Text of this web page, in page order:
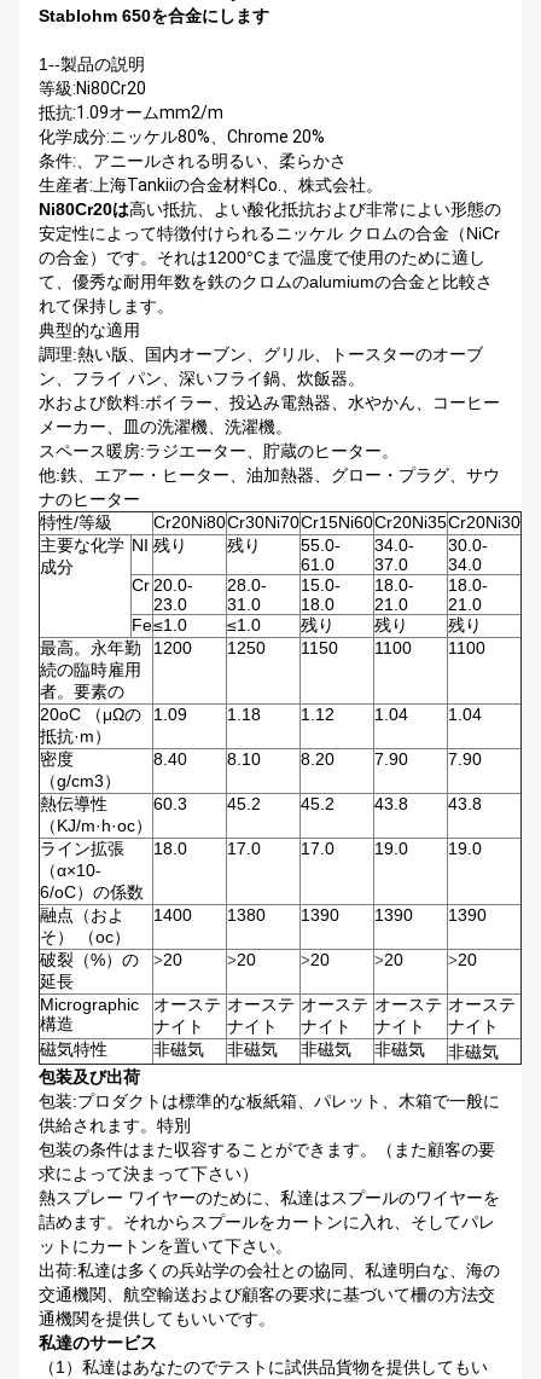
Stablohm 650を合金にします
1--製品の説明
等級:Ni80Cr20
抵抗:1.09オームmm2/m
化学成分:ニッケル80%、Chrome 20%
条件:、アニールされる明るい、柔らかさ
生産者:上海Tankiiの合金材料Co.、株式会社。
Ni80Cr20は高い抵抗、よい酸化抵抗および非常によい形態の
安定性によって特徴付けられるニッケル クロムの合金（NiCr
の合金）です。それは1200°Cまで温度で使用のために適し
て、優秀な耐用年数を鉄のクロムのalumiumの合金と比較さ
れて保持します。
典型的な適用
調理:熱い版、国内オーブン、グリル、トースターのオーブ
ン、フライ パン、深いフライ鍋、炊飯器。
水および飲料:ボイラー、投込み電熱器、水やかん、コーヒー
メーカー、皿の洗濯機、洗濯機。
スペース暖房:ラジエーター、貯蔵のヒーター。
他:鉄、エアー・ヒーター、油加熱器、グロー・プラグ、サウ
ナのヒーター
特性/等級
Cr20Ni80Cr30Ni70Cr15Ni60Cr20Ni35Cr20Ni30
主要な化学
成分
NI 残り 残り
55.0-
61.0
34.0-
37.0
30.0-
34.0
Cr20.0-
23.0
28.0-
31.0
15.0-
18.0
18.0-
21.0
18.0-
21.0
Fe≤1.0 ≤1.0 残り 残り
残り
最高。永年勤
続の臨時雇用
者。要素の
1200 1250 1150 1100 1100
20oC （μΩの
抵抗·m）
1.09 1.18 1.12 1.04 1.04
密度
（g/cm3）
8.40 8.10 8.20 7.90 7.90
熱伝導性
（KJ/m·h·oc）
60.3 45.2 45.2 43.8 43.8
ライン拡張
（α×10-
6/oC）の係数
18.0 17.0 17.0 19.0 19.0
融点（およ
そ） （oc）
1400 1380 1390 1390 1390
破裂（%）の
延長
>20 >20 >20 >20 >20
Micrographic
構造
オーステ
ナイト
オーステ
ナイト
オーステ
ナイト
オーステ
ナイト
オーステ
ナイト
磁気特性
非磁気 非磁気 非磁気 非磁気
非磁気
包装及び出荷
包装:プロダクトは標準的な板紙箱、パレット、木箱で一般に
供給されます。特別
包装の条件はまた収容することができます。（また顧客の要
求によって決まって下さい）
熱スプレー ワイヤーのために、私達はスプールのワイヤーを
詰めます。それからスプールをカートンに入れ、そしてパレ
ットにカートンを置いて下さい。
出荷:私達は多くの兵站学の会社との協同、私達明白な、海の
交通機関、航空輸送および顧客の要求に基づいて柵の方法交
通機関を提供してもいいです。
私達のサービス
（1）私達はあなたのでテストに試供品貨物を提供してもい